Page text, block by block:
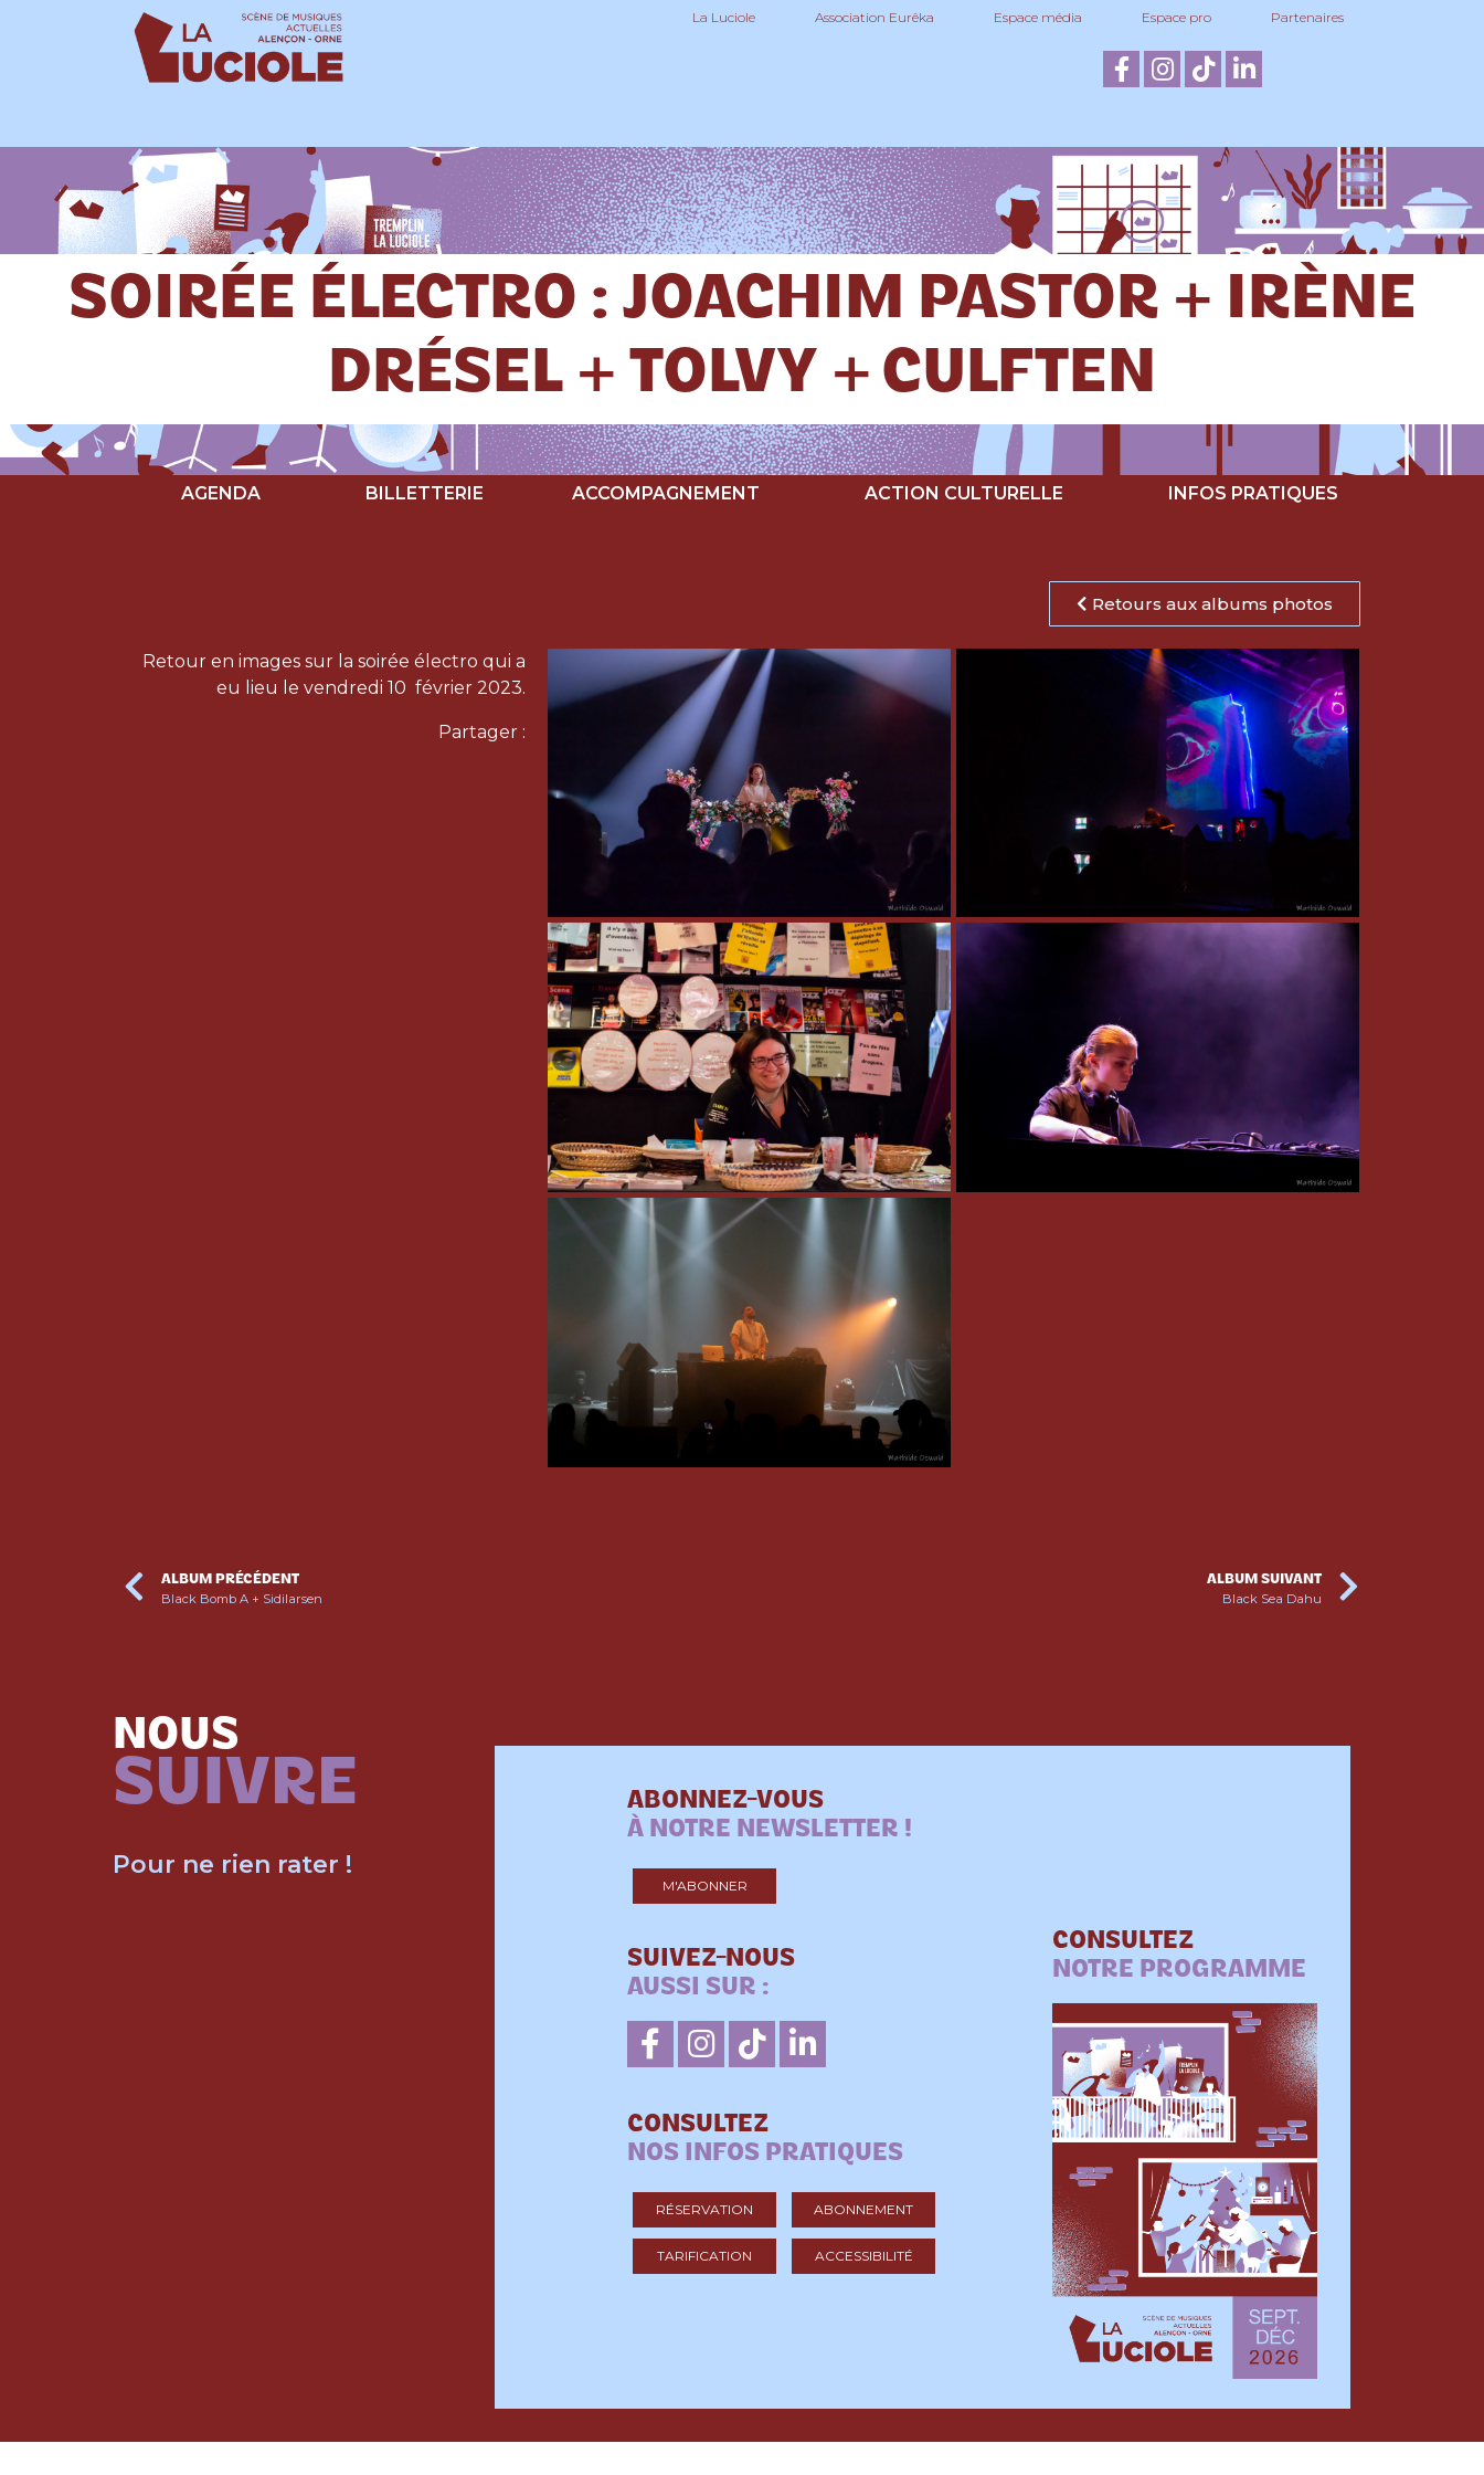
La Luciole Association Eurêka Espace média Espace pro Partenaires
SOIRÉE ÉLECTRO : JOACHIM PASTOR + IRÈNE
DRÉSEL + TOLVY + CULFTEN
AGENDA BILLETTERIE ACCOMPAGNEMENT ACTION CULTURELLE INFOS PRATIQUES
Retours aux albums photos
Retour en images sur la soirée électro qui a
eu lieu le vendredi 10 février 2023.
Partager :
ALBUM PRÉCÉDENT
Black Bomb A + Sidilarsen
ALBUM SUIVANT
Black Sea Dahu
NOUS
SUIVRE
Pour ne rien rater !
ABONNEZ-VOUS
À NOTRE NEWSLETTER !
M'ABONNER
SUIVEZ-NOUS
AUSSI SUR :
CONSULTEZ
NOS INFOS PRATIQUES
RÉSERVATION ABONNEMENT
TARIFICATION ACCESSIBILITÉ
CONSULTEZ
NOTRE PROGRAMME
Panneau de gestion des cookies